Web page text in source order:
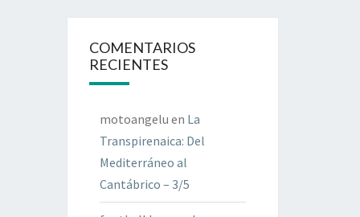
COMENTARIOS
RECIENTES
motoangelu en La
Transpirenaica: Del
Mediterráneo al
Cantábrico – 3/5